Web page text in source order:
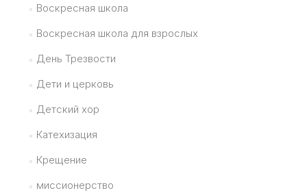
Воскресная школа
Воскресная школа для взрослых
День Трезвости
Дети и церковь
Детский хор
Катехизация
Крещение
миссионерство